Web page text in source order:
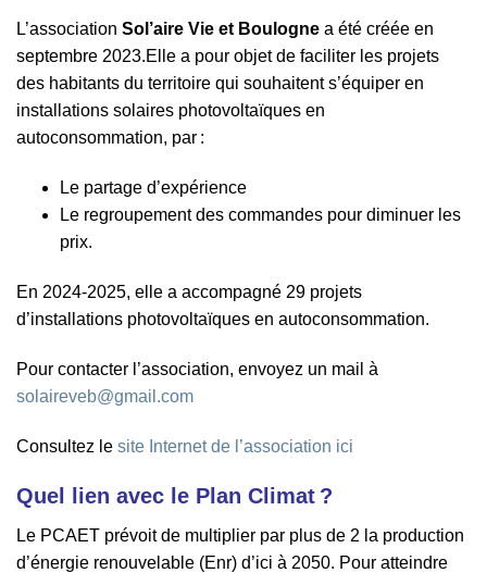
L’association Sol’aire Vie et Boulogne a été créée en
septembre 2023.Elle a pour objet de faciliter les projets
des habitants du territoire qui souhaitent s’équiper en
installations solaires photovoltaïques en
autoconsommation, par :
Le partage d’expérience
Le regroupement des commandes pour diminuer les
prix.
En 2024-2025, elle a accompagné 29 projets
d’installations photovoltaïques en autoconsommation.
Pour contacter l’association, envoyez un mail à
solaireveb@gmail.com
Consultez le site Internet de l’association ici
Quel lien avec le Plan Climat ?
Le PCAET prévoit de multiplier par plus de 2 la production
d’énergie renouvelable (Enr) d’ici à 2050. Pour atteindre